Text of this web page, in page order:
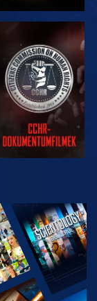
MŰSORNÉZÉS
A SOROZAT
RÉSZEI